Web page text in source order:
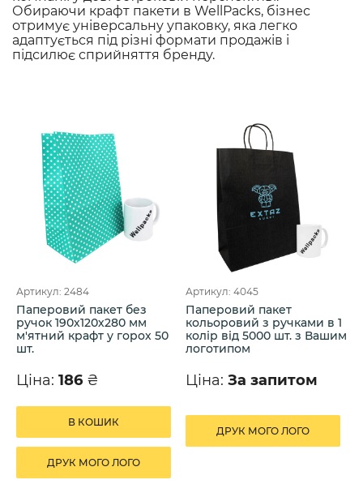
Обираючи крафт пакети в WellPacks, бізнес
отримує універсальну упаковку, яка легко
адаптується під різні формати продажів і
підсилює сприйняття бренду.
Артикул: 2484
Паперовий пакет без
ручок 190х120х280 мм
м'ятний крафт у горох 50
шт.
Ціна: 186 ₴
В КОШИК
ДРУК МОГО ЛОГО
Артикул: 4045
Паперовий пакет
кольоровий з ручками в 1
колір від 5000 шт. з Вашим
логотипом
Ціна: За запитом
ДРУК МОГО ЛОГО